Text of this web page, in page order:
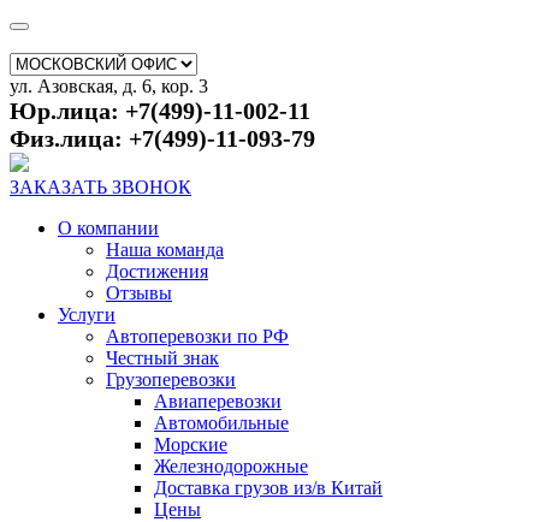
ул. Азовская, д. 6, кор. 3
Юр.лица: +7(499)-11-002-11
Физ.лица: +7(499)-11-093-79
ЗАКАЗАТЬ ЗВОНОК
О компании
Наша команда
Достижения
Отзывы
Услуги
Автоперевозки по РФ
Честный знак
Грузоперевозки
Авиаперевозки
Автомобильные
Морские
Железнодорожные
Доставка грузов из/в Китай
Цены